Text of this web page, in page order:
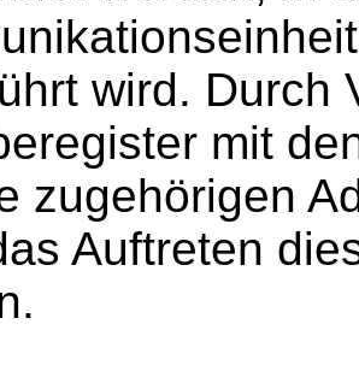
wird. Durch
mit
zugehörigen
Auftreten